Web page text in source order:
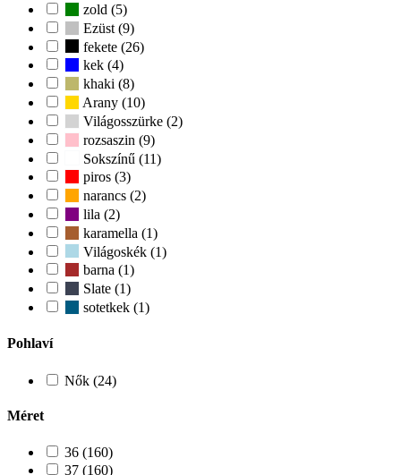
zold (5)
Ezüst (9)
fekete (26)
kek (4)
khaki (8)
Arany (10)
Világosszürke (2)
rozsaszin (9)
Sokszínű (11)
piros (3)
narancs (2)
lila (2)
karamella (1)
Világoskék (1)
barna (1)
Slate (1)
sotetkek (1)
Pohlaví
Nők (24)
Méret
36 (160)
37 (160)